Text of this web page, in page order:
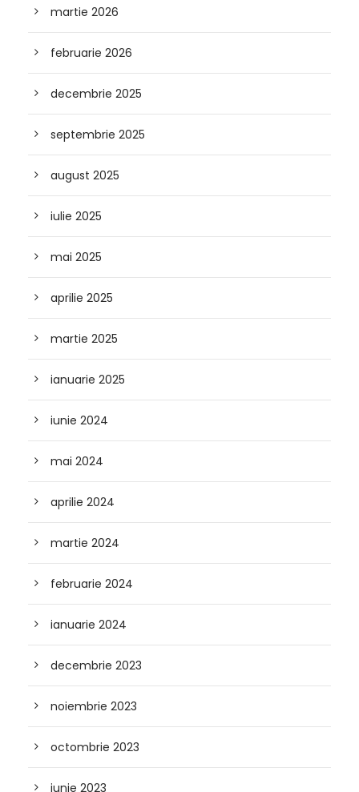
martie 2026
februarie 2026
decembrie 2025
septembrie 2025
august 2025
iulie 2025
mai 2025
aprilie 2025
martie 2025
ianuarie 2025
iunie 2024
mai 2024
aprilie 2024
martie 2024
februarie 2024
ianuarie 2024
decembrie 2023
noiembrie 2023
octombrie 2023
iunie 2023